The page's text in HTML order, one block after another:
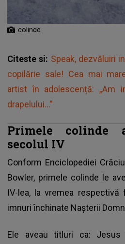
colinde
Citeste si: Speak, dezvăluiri
copilărie sale! Cea mai
artist în adolescență: „Am
drapelului...”
Primele colinde
secolul IV
Conform Enciclopediei
Bowler, primele colinde le
IV-lea, la vremea
imnuri închinate Nașterii
Ele aveau titluri ca: